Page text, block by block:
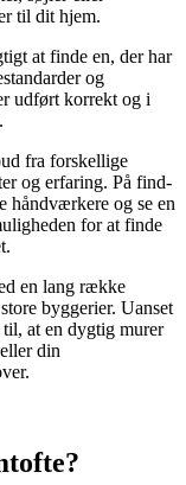
til dit hjem.
at finde en, der har
og
udført korrekt og i
fra forskellige
og erfaring. På find-
håndværkere og se en
for at finde
en lang række
byggerier. Uanset
at en dygtig murer
din